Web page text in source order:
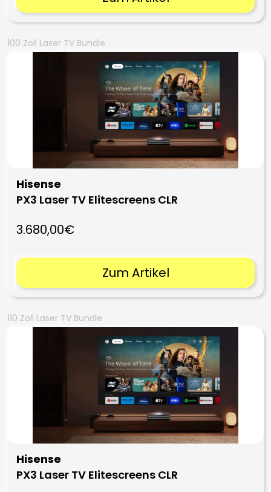
100 Zoll Laser TV Bundle
Hisense
PX3 Laser TV Elitescreens CLR
3.680,00€
Zum Artikel
110 Zoll Laser TV Bundle
Hisense
PX3 Laser TV Elitescreens CLR